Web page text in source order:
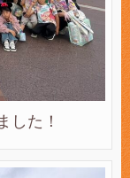
した！